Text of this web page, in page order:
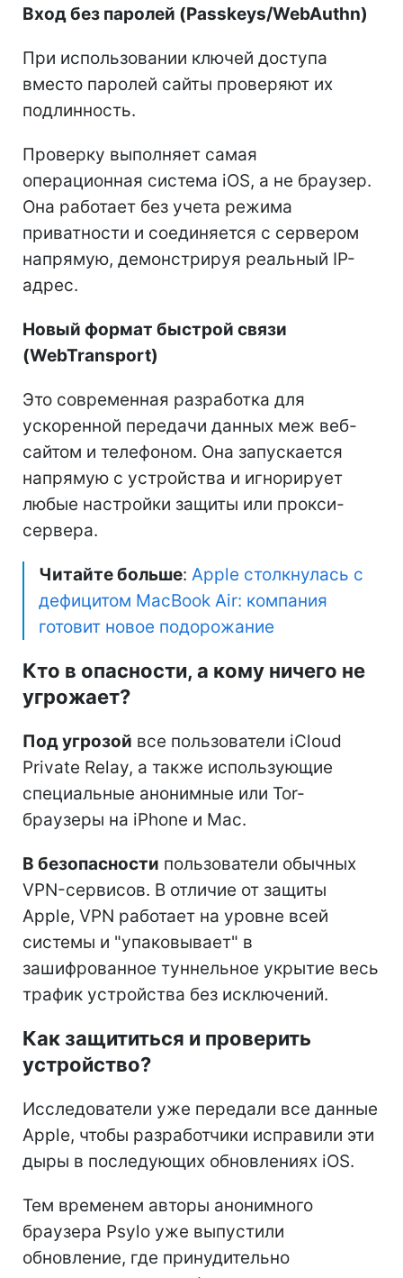
Вход без паролей (Passkeys/WebAuthn)
При использовании ключей доступа
вместо паролей сайты проверяют их
подлинность.
Проверку выполняет самая
операционная система iOS, а не браузер.
Она работает без учета режима
приватности и соединяется с сервером
напрямую, демонстрируя реальный IP-
адрес.
Новый формат быстрой связи
(WebTransport)
Это современная разработка для
ускоренной передачи данных меж веб-
сайтом и телефоном. Она запускается
напрямую с устройства и игнорирует
любые настройки защиты или прокси-
сервера.
Читайте больше: Apple столкнулась с
дефицитом MacBook Air: компания
готовит новое подорожание
Кто в опасности, а кому ничего не
угрожает?
Под угрозой все пользователи iCloud
Private Relay, а также использующие
специальные анонимные или Tor-
браузеры на iPhone и Mac.
В безопасности пользователи обычных
VPN-сервисов. В отличие от защиты
Apple, VPN работает на уровне всей
системы и "упаковывает" в
зашифрованное туннельное укрытие весь
трафик устройства без исключений.
Как защититься и проверить
устройство?
Исследователи уже передали все данные
Apple, чтобы разработчики исправили эти
дыры в последующих обновлениях iOS.
Тем временем авторы анонимного
браузера Psylo уже выпустили
обновление, где принудительно